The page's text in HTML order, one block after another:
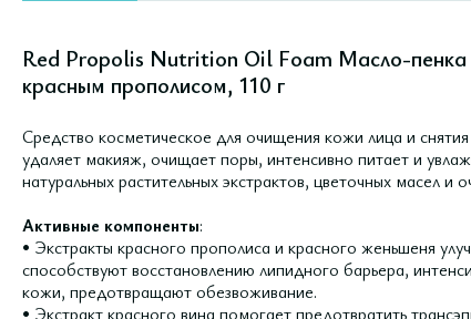
Red Propolis Nutrition Oil Foam Масло-пенка
красным прополисом, 110 г
Средство косметическое для очищения кожи лица и
удаляет макияж, очищает поры, интенсивно питает и
натуральных растительных экстрактов, цветочных масел
Активные компоненты:
• Экстракты красного прополиса и красного женьшеня
способствуют восстановлению липидного барьера,
кожи, предотвращают обезвоживание.
• Экстракт красного вина помогает предотвратить